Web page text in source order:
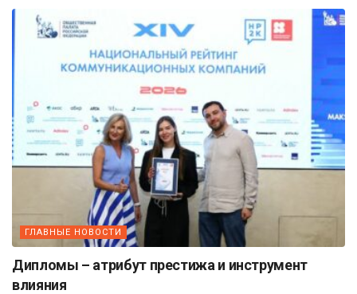
ГЛАВНЫЕ НОВОСТИ
Дипломы – атрибут престижа и инструмент
влияния